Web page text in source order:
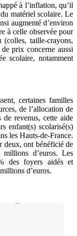
à l’inflation, qu’il
du matériel scolaire. Le
augmenté d’environ
à celle observée pour
(colles, taille-crayons,
prix concerne aussi
scolaire, notamment
certaines familles
de l’allocation de
revenus, cette aide
enfant(s) scolarisé(s)
les Hauts-de-France.
deux, ont bénéficié de
d’euros. Les
des foyers aidés et
d’euros.